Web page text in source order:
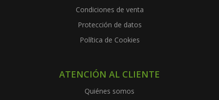
Condiciones de venta
Protección de datos
Política de Cookies
ATENCIÓN AL CLIENTE
Quiénes somos